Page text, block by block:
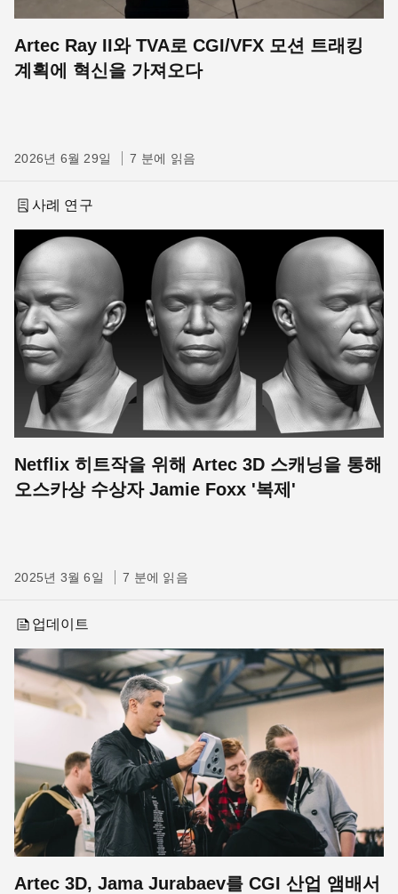
Artec Ray II와 TVA로 CGI/VFX 모션 트래킹
계획에 혁신을 가져오다
2026년 6월 29일 7 분에 읽음
사례 연구
Netflix 히트작을 위해 Artec 3D 스캐닝을 통해
오스카상 수상자 Jamie Foxx '복제'
2025년 3월 6일 7 분에 읽음
업데이트
Artec 3D, Jama Jurabaev를 CGI 산업 앰배서